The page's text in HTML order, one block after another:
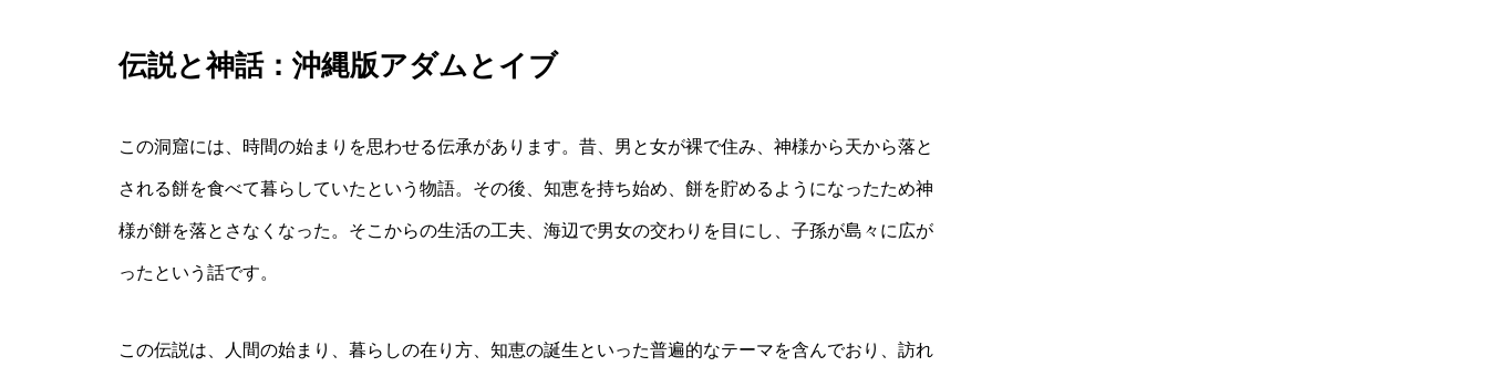
伝説と神話：沖縄版アダムとイブ
この洞窟には、時間の始まりを思わせる伝承があります。昔、男と女が裸で住み、神様から天から落と
される餅を食べて暮らしていたという物語。その後、知恵を持ち始め、餅を貯めるようになったため神
様が餅を落とさなくなった。そこからの生活の工夫、海辺で男女の交わりを目にし、子孫が島々に広が
ったという話です。
この伝説は、人間の始まり、暮らしの在り方、知恵の誕生といった普遍的なテーマを含んでおり、訪れ